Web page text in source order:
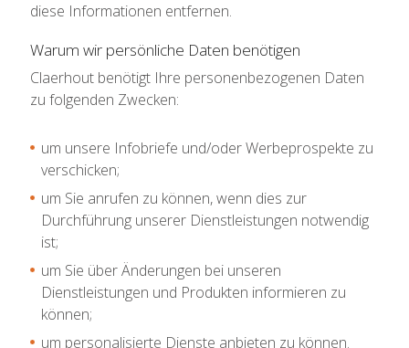
diese Informationen entfernen.
Warum wir persönliche Daten benötigen
Claerhout benötigt Ihre personenbezogenen Daten
zu folgenden Zwecken:
um unsere Infobriefe und/oder Werbeprospekte zu
verschicken;
um Sie anrufen zu können, wenn dies zur
Durchführung unserer Dienstleistungen notwendig
ist;
um Sie über Änderungen bei unseren
Dienstleistungen und Produkten informieren zu
können;
um personalisierte Dienste anbieten zu können.